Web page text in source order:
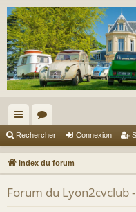
cc
ès
ra
pi
or
u
m
s
Rechercher Connexion
Index du forum
Forum du Lyon2cvclub